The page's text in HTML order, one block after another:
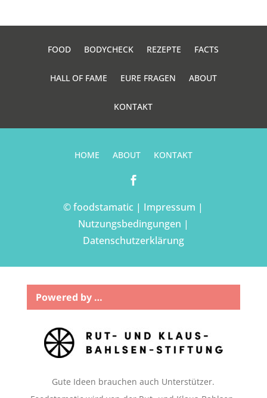
FOOD BODYCHECK REZEPTE FACTS
HALL OF FAME EURE FRAGEN ABOUT
KONTAKT
HOME ABOUT KONTAKT

© foodstamatic | Impressum |
Nutzungsbedingungen |
Datenschutzerklärung
Powered by …
Gute Ideen brauchen auch Unterstützer.